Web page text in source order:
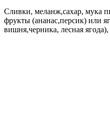
Сливки, меланж,сахар, мука
фрукты (ананас,персик) или
вишня,черника, лесная